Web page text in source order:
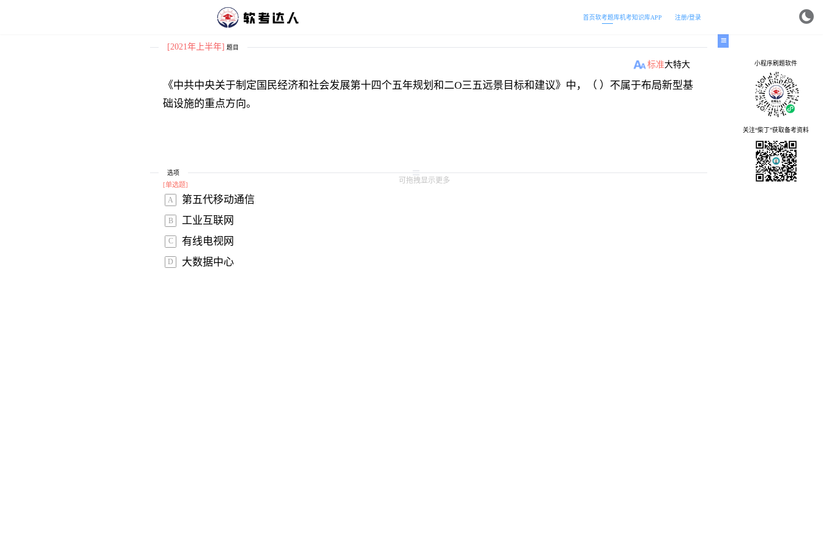
首页软考题库机考知识库APP 注册/登录
[2021年上半年] 题目
标准大特大
《中共中央关于制定国民经济和社会发展第十四个五年规划和二О三五远景目标和建议》中，（ ）不属于布局新型基
础设施的重点方向。
可拖拽显示更多
选项
[单选题]
A 第五代移动通信
B 工业互联网
C 有线电视网
D 大数据中心
小程序刷题软件
关注“柴丁”获取备考资料